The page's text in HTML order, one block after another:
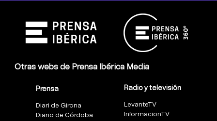
Otras webs de Prensa Ibérica Media
Prensa
Diari de Girona
Diario de Córdoba
Radio y televisión
LevanteTV
InformacionTV